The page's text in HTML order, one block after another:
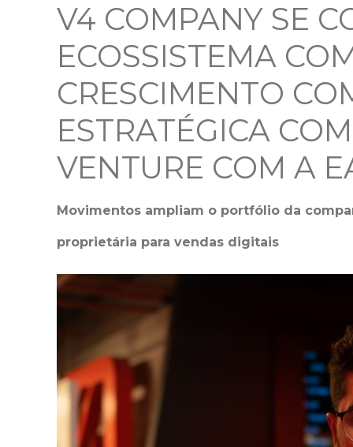
V4 COMPANY SE
ECOSSISTEMA
CRESCIMENTO
ESTRATÉGICA
VENTURE COM A
Movimentos ampliam o portfólio da
proprietária para vendas digitais